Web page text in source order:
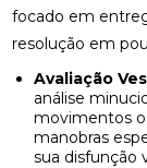
focado em
resolução em
Avaliação
análise
movimentos
manobras
sua disfunção